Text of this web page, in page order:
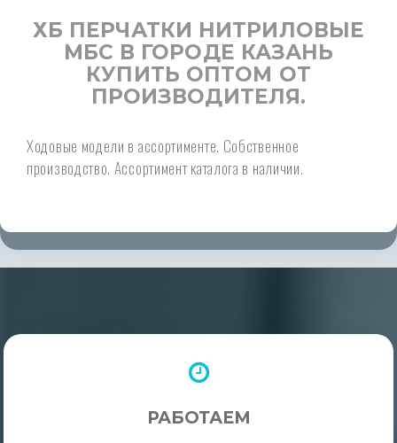
ХБ ПЕРЧАТКИ НИТРИЛОВЫЕ
МБС В ГОРОДЕ КАЗАНЬ
КУПИТЬ ОПТОМ ОТ
ПРОИЗВОДИТЕЛЯ.
Ходовые модели в ассортименте. Собственное
производство. Ассортимент каталога в наличии.
РАБОТАЕМ